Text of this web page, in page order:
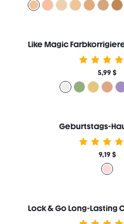
5,99 $
Geburtstags-
9,19 $